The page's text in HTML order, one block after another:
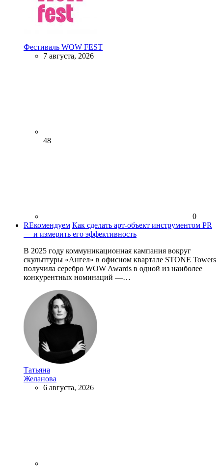
Фестиваль WOW FEST
7 августа, 2026
48
0
REкомендуем Как сделать арт-объект инструментом PR
— и измерить его эффективность
В 2025 году коммуникационная кампания вокруг
скульптуры «Ангел» в офисном квартале STONE Towers
получила серебро WOW Awards в одной из наиболее
конкурентных номинаций —…
Татьяна
Желанова
6 августа, 2026